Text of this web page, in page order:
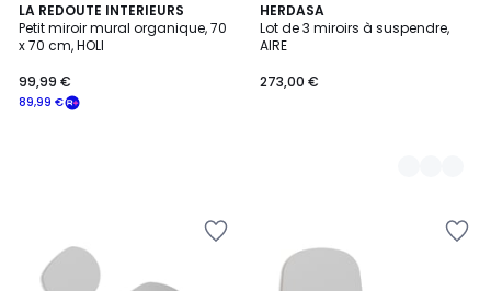
LA REDOUTE INTERIEURS
Petit miroir mural organique, 70
x 70 cm, HOLI
89,99 €
99,99 €
HERDASA
Lot de 3 miroirs à suspendre,
AIRE
273,00 €
9
Couleurs